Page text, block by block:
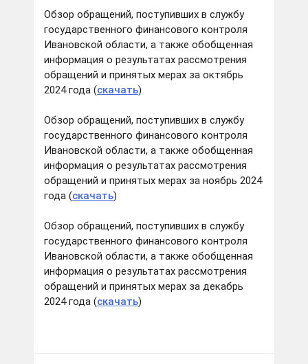
Обзор обращений, поступивших в службу
государственного финансового контроля
Ивановской области, а также обобщенная
информация о результатах рассмотрения
обращений и принятых мерах за октябрь
2024 года (скачать)
Обзор обращений, поступивших в службу
государственного финансового контроля
Ивановской области, а также обобщенная
информация о результатах рассмотрения
обращений и принятых мерах за ноябрь 2024
года (скачать)
Обзор обращений, поступивших в службу
государственного финансового контроля
Ивановской области, а также обобщенная
информация о результатах рассмотрения
обращений и принятых мерах за декабрь
2024 года (скачать)